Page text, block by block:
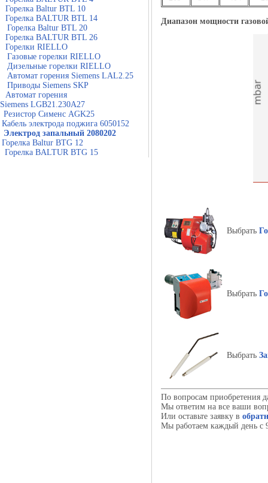
Горелка Baltur BTL 10
Горелка BALTUR BTL 14
Горелка Baltur BTL 20
Горелка BALTUR BTL 26
Горелки RIELLO
Газовые горелки RIELLO
Дизельные горелки RIELLO
Автомат горения Siemens LAL2.25
Приводы Siemens SKP
Автомат горения
Siemens LGB21.230A27
Резистор Сименс AGK25
Кабель электрода поджига 6050152
Электрод запальный 2080202
Горелка Baltur BTG 12
Горелка BALTUR BTG 15
Диапазон мощности
Выбрать
Выбрать
Выбрать
По вопросам приобретения
Мы ответим на все ваши
Или оставьте заявку в
Мы работаем каждый день с